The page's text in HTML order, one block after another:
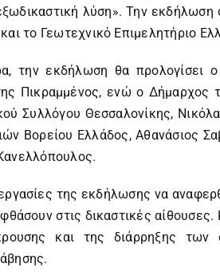
λύση». Την
το Γεωτεχνικό Επιμελητήριο
την εκδήλωση θα
Πικραμμένος, ενώ ο Δήμαρχος
Συλλόγου Θεσσαλονίκης,
Βορείου Ελλάδος, Αθανάσιος
της εκδήλωσης να
στις δικαστικές
και της διάρρηξης